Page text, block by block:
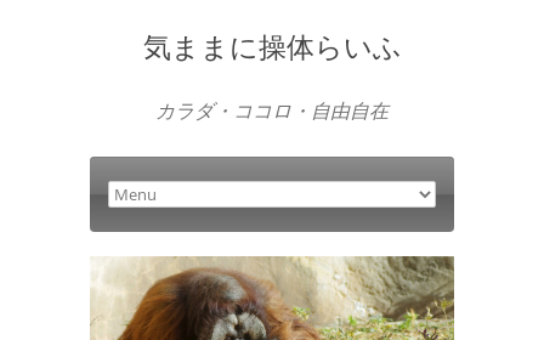
気ままに操体らいふ
カラダ・ココロ・自由自在